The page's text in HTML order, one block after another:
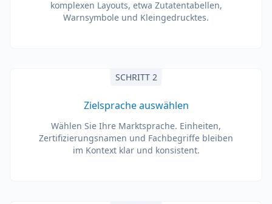
komplexen Layouts, etwa Zutatentabellen,
Warnsymbole und Kleingedrucktes.
SCHRITT 2
Zielsprache auswählen
Wählen Sie Ihre Marktsprache. Einheiten,
Zertifizierungsnamen und Fachbegriffe bleiben
im Kontext klar und konsistent.